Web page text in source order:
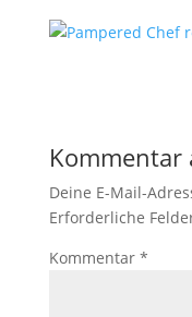
Kommentar
Deine E-Mail-
Erforderliche
Kommentar *